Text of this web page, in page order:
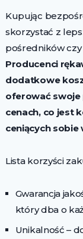
Kupując
skorzystać z
pośredników
Producenci
dodatkowe
oferować
cenach, co jest
ceniących sobie
Lista korzyści
Gwarancja
który dba o
Unikalność –